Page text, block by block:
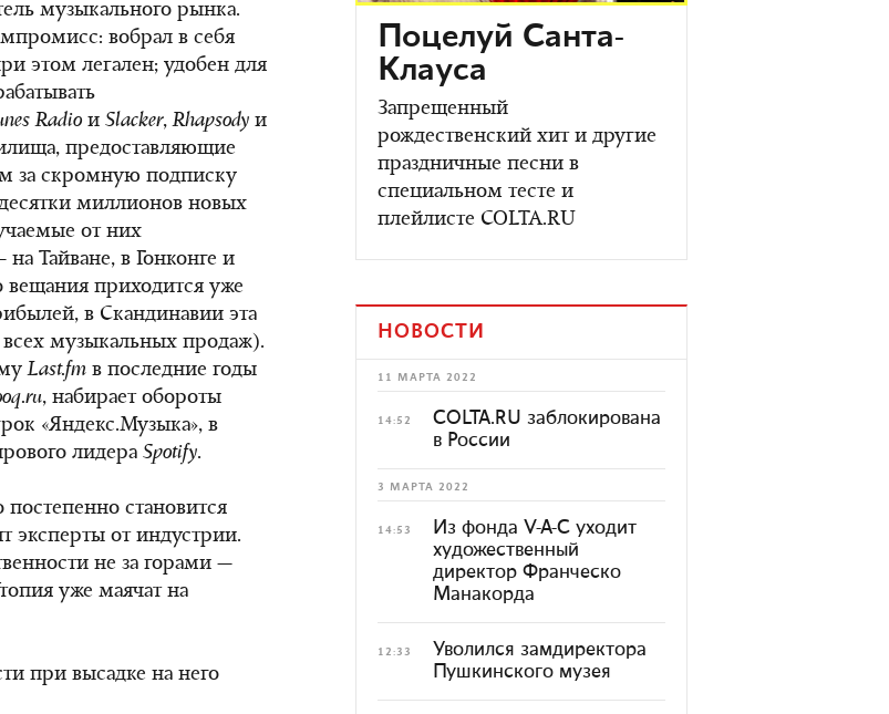
музыкального рынка.
вобрал в себя
этом легален; удобен для
Radio и Slacker,Rhapsody и
предоставляющие
за скромную подписку
миллионов новых
от них
Тайване, в Гонконге и
вещания приходится уже
в Скандинавии эта
всех музыкальных продаж).
Last.fm в последние годы
, набирает обороты
«Яндекс.Музыка», в
лидера Spotify.
становится
эксперты от индустрии.
не за горами —
уже маячат на
при высадке на него
Поцелуй Санта-
Клауса
Запрещенный
рождественский хит и другие
праздничные песни в
специальном тесте и
плейлисте COLTA.RU
НОВОСТИ
11 МАРТА 2022
14:52
COLTA.RU заблокирована
в России
3 МАРТА 2022
14:53
Из фонда V-A-C уходит
художественный
директор Франческо
Манакорда
12:33
Уволился замдиректора
Пушкинского музея